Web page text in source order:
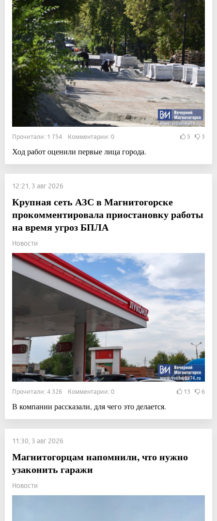
Прочитали: 1 754 Комментарии: 0 5 3
Ход работ оценили первые лица города.
12:21, 3 авг 2026
Крупная сеть АЗС в Магнитогорске
прокомментировала приостановку работы
на время угроз БПЛА
Новости
Прочитали: 4 326 Комментарии: 0 13 6
В компании рассказали, для чего это делается.
11:30, 3 авг 2026
Магнитогорцам напомнили, что нужно
узаконить гаражи
Новости